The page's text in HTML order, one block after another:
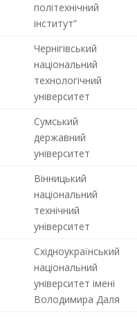
політехнічний
інститут”
Чернігівський
національний
технологічний
університет
Сумський
державний
університет
Вінницький
національний
технічний
університет
Східноукраїнський
національний
університет імені
Володимира Даля